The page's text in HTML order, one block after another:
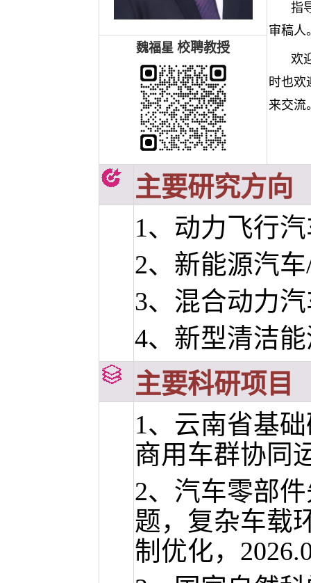
指
审稿人
欢
时也欢
来交流
魏福星 校聘教授
主要研究方向
1、动力飞行
2、新能源汽
3、混合动力
4、新型清洁
主要科研项目
1、云南省基
商用车群协同
2、汽车零部
题，复杂车载
制优化，